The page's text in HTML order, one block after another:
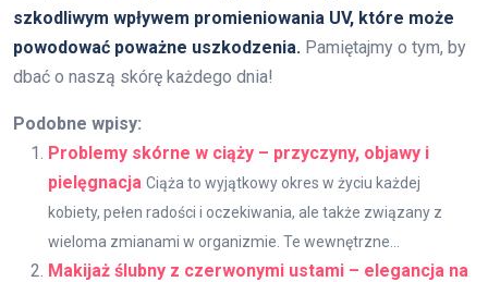
szkodliwym wpływem promieniowania UV, które może
powodować poważne uszkodzenia. Pamiętajmy o tym, by
dbać o naszą skórę każdego dnia!
Podobne wpisy:
Problemy skórne w ciąży – przyczyny, objawy i
pielęgnacja Ciąża to wyjątkowy okres w życiu każdej
kobiety, pełen radości i oczekiwania, ale także związany z
wieloma zmianami w organizmie. Te wewnętrzne...
Makijaż ślubny z czerwonymi ustami – elegancja na